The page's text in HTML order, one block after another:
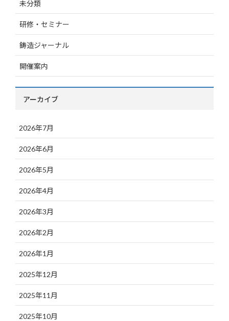
未分類
研修・セミナー
鋳造ジャーナル
開催案内
アーカイブ
2026年7月
2026年6月
2026年5月
2026年4月
2026年3月
2026年2月
2026年1月
2025年12月
2025年11月
2025年10月